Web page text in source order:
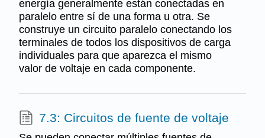
energía generalmente están conectadas en
paralelo entre sí de una forma u otra. Se
construye un circuito paralelo conectando los
terminales de todos los dispositivos de carga
individuales para que aparezca el mismo
valor de voltaje en cada componente.
7.3: Circuitos de fuente de voltaje